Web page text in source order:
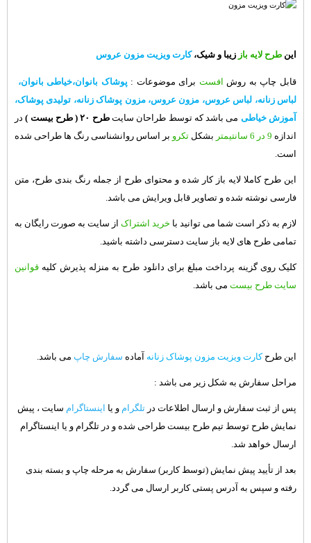
این طرح لایه باز زیبا و شیک، کارت ویزیت مزون عروس
قابل چاپ به روش افست برای موضوعات : پوشاک بانوان،خیاطی بانوان،
لباس زنانه، لباس عروس، مزون عروس، مزون پوشاک زنانه، تولیدی پوشاک،
آموزش خیاطی می باشد که توسط طراحان سایتطرح ۲۰ ( طرح بیست )در
اندازه 9 در 6 سانتیمتر بشکل تکرو بر اساس روانشناسی رنگ ها طراحی شده
است.
این طرح کاملا لایه باز کار شده و محتوای طرح از جمله رنگ بندی طرح، متن
فارسی نوشته شده و تصاویر قابل ویرایش می باشد.
لازم به ذکر است شما می توانید با خرید اشتراک از سایت به صورت رایگان به
تمامی طرح های لایه باز سایت دسترسی داشته باشید.
کلیک روی گزینه پرداخت مبلغ برای دانلود طرح به منزله پذیرش کلیه قوانین
سایت طرح بیست می باشد.
این طرحکارت ویزیت مزون پوشاک زنانه آماده سفارش چاپ می باشد.
مراحل سفارش به شکل زیر می باشد :
پس از ثبت سفارش و ارسال اطلاعات در تلگرام و یا اینستاگرام سایت ، پیش
نمایش طرح توسط تیم طرح بیست طراحی شده و در تلگرام و یا اینستاگرام
ارسال خواهد شد.
بعد از تأیید پیش نمایش (توسط کاربر) سفارش به مرحله چاپ و بسته بندی
رفته و سپس به آدرس پستی کاربر ارسال می گردد.